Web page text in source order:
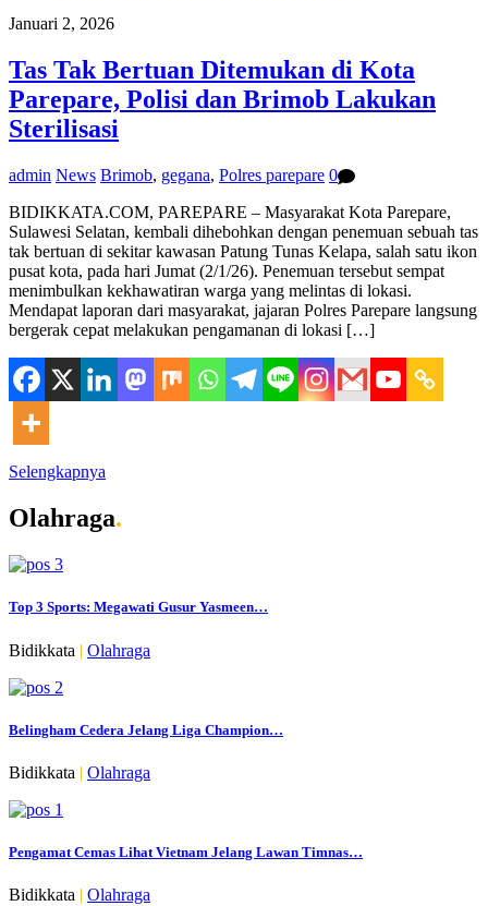
Januari 2, 2026
Tas Tak Bertuan Ditemukan di Kota
Parepare, Polisi dan Brimob Lakukan
Sterilisasi
admin News Brimob, gegana, Polres parepare 0
BIDIKKATA.COM, PAREPARE – Masyarakat Kota Parepare,
Sulawesi Selatan, kembali dihebohkan dengan penemuan sebuah tas
tak bertuan di sekitar kawasan Patung Tunas Kelapa, salah satu ikon
pusat kota, pada hari Jumat (2/1/26). Penemuan tersebut sempat
menimbulkan kekhawatiran warga yang melintas di lokasi.
Mendapat laporan dari masyarakat, jajaran Polres Parepare langsung
bergerak cepat melakukan pengamanan di lokasi […]
Selengkapnya
Olahraga.
Top 3 Sports: Megawati Gusur Yasmeen…
Bidikkata | Olahraga
Belingham Cedera Jelang Liga Champion…
Bidikkata | Olahraga
Pengamat Cemas Lihat Vietnam Jelang Lawan Timnas…
Bidikkata | Olahraga